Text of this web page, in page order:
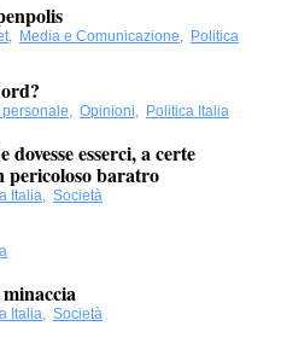
, Media e Comunicazione, Politica
personale, Opinioni, Politica Italia
esserci, a certe
pericoloso baratro
Italia, Società
Italia, Società